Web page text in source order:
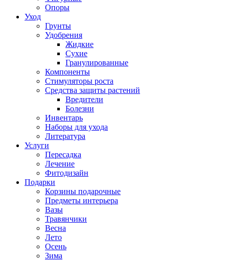
Опоры
Уход
Грунты
Удобрения
Жидкие
Сухие
Гранулированные
Компоненты
Стимуляторы роста
Средства защиты растений
Вредители
Болезни
Инвентарь
Наборы для ухода
Литература
Услуги
Пересадка
Лечение
Фитодизайн
Подарки
Корзины подарочные
Предметы интерьера
Вазы
Травянчики
Весна
Лето
Осень
Зима